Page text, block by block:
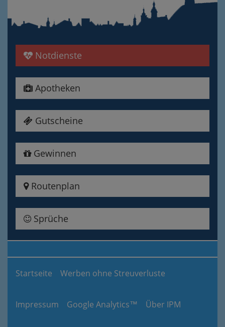
Notdienste
Apotheken
Gutscheine
Gewinnen
Routenplan
Sprüche
Startseite Werben ohne Streuverluste
Impressum Google Analytics™ Über IPM